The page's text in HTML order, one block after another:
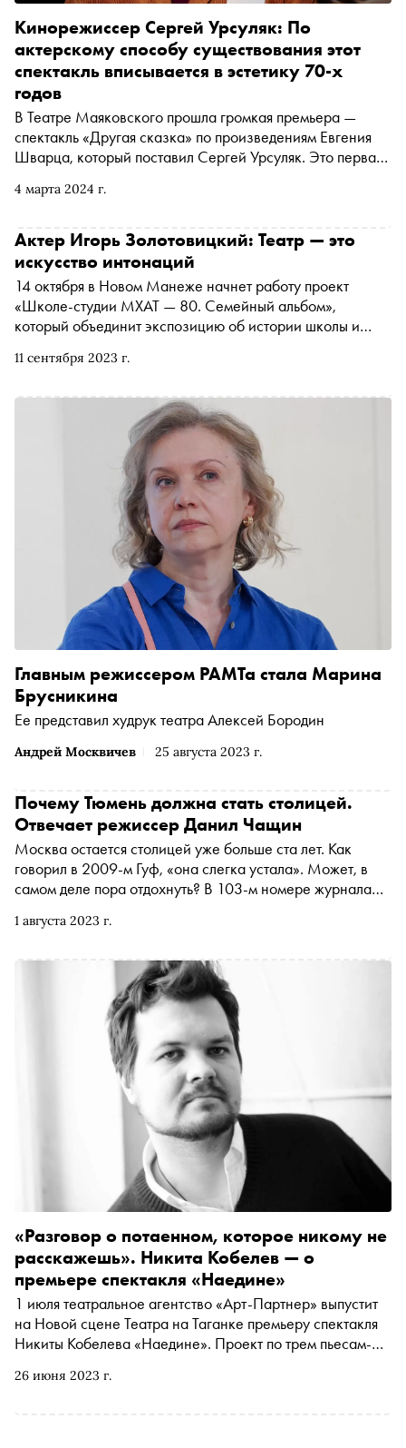
4 марта 2024 г.
Кинорежиссер Сергей Урсуляк: По
актерскому способу существования этот
спектакль вписывается в эстетику 70-х
годов
В Театре Маяковского прошла громкая премьера —
спектакль «Другая сказка» по произведениям Евгения
Шварца, который поставил Сергей Урсуляк. Это первая
пародии на Григория Лепса, советской эстетике в своих
«Снобу»
11 сентября 2023 г.
Актер Игорь Золотовицкий: Театр — это
искусство интонаций
14 октября в Новом Манеже начнет работу проект
«Школе-студии МХАТ — 80. Семейный альбом»,
который объединит экспозицию об истории школы и
«Сноб» поговорил с ректором школы-студии Игорем
традициях и внутреннем устройстве одного из главных
театральных институтов страны
Андрей Москвичев 25 августа 2023 г.
Главным режиссером РАМТа стала Марина
Брусникина
Ее представил худрук театра Алексей Бородин
1 августа 2023 г.
Почему Тюмень должна стать столицей.
Отвечает режиссер Данил Чащин
Москва остается столицей уже больше ста лет. Как
говорил в 2009-м Гуф, «она слегка устала». Может, в
самом деле пора отдохнуть? В 103-м номере журнала
кировчанину ответить на простой вопрос: «Что, если бы
время?» В этой колонке отвечает режиссер Данил
26 июня 2023 г.
«Разговор о потаенном, которое никому не
расскажешь». Никита Кобелев — о
премьере спектакля «Наедине»
1 июля театральное агентство «Арт-Партнер» выпустит
на Новой сцене Театра на Таганке премьеру спектакля
Никиты Кобелева «Наедине». Проект по трем пьесам-
объединил на сцене актрис Викторию Исакову,